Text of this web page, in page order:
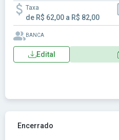
Taxa
de R$ 62,00 a R$ 82,00
BANCA
Edital
Ver concurso: Prefeitura de
Encerrado